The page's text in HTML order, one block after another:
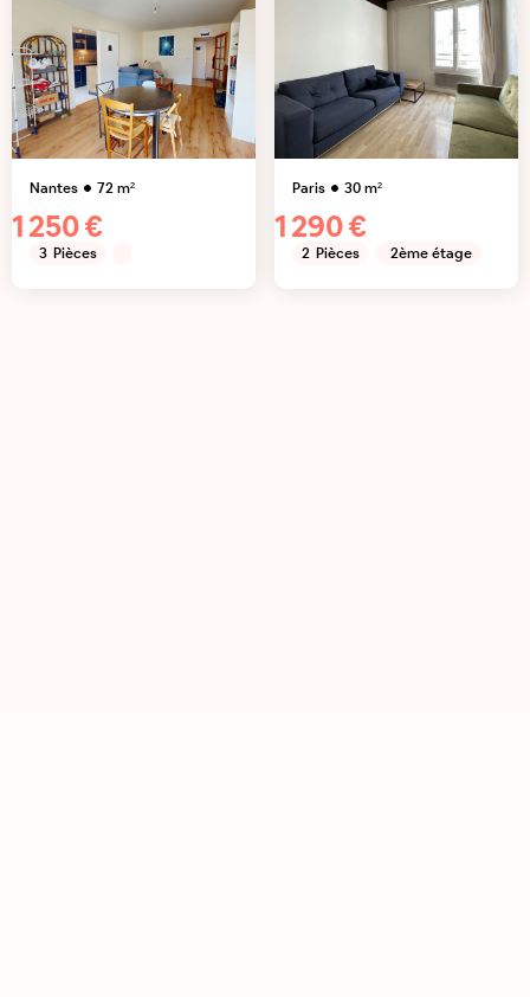
Nantes 72m²
1 250 €
3 Pièces
Paris 30m²
1 290 €
2 Pièces 2ème étage